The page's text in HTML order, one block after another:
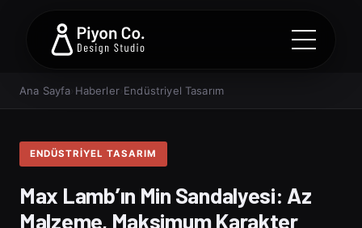
Ana Sayfa Haberler› Endüstriyel Tasarım
ENDÜSTRIYEL TASARIM
Max Lamb’ın Min Sandalyesi: Az
Malzeme, Maksimum Karakter